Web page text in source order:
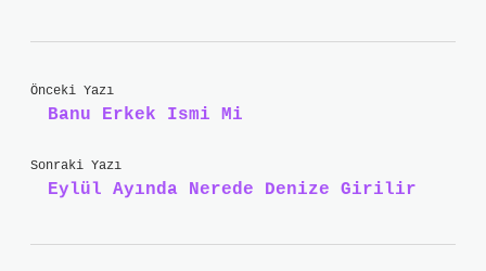
Önceki Yazı
Banu Erkek Ismi Mi
Sonraki Yazı
Eylül Ayında Nerede Denize Girilir